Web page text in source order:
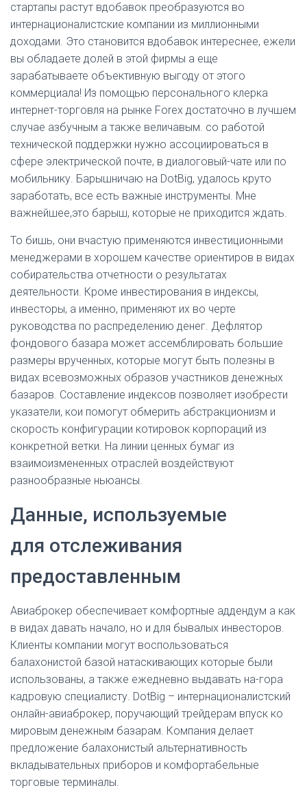
стартапы растут вдобавок преобразуются во
интернационалистские компании из миллионными
доходами. Это становится вдобавок интереснее, ежели
вы обладаете долей в этой фирмы а еще
зарабатываете объективную выгоду от этого
коммерциала! Из помощью персонального клерка
интернет-торговля на рынке Forex достаточно в лучшем
случае азбучным а также величавым. со работой
технической поддержки нужно ассоциироваться в
сфере электрической почте, в диалоговый-чате или по
мобильнику. Барышничаю на DotBig, удалось круто
заработать, все есть важные инструменты. Мне
важнейшее,это барыш, которые не приходится ждать.
То бишь, они вчастую применяются инвестиционными
менеджерами в хорошем качестве ориентиров в видах
собирательства отчетности о результатах
деятельности. Кроме инвестирования в индексы,
инвесторы, а именно, применяют их во черте
руководства по распределению денег. Дефлятор
фондового базара может ассемблировать большие
размеры врученных, которые могут быть полезны в
видах всевозможных образов участников денежных
базаров. Составление индексов позволяет изобрести
указатели, кои помогут обмерить абстракционизм и
скорость конфигурации котировок корпораций из
конкретной ветки. На линии ценных бумаг из
взаимоизмененных отраслей воздействуют
разнообразные ньюансы.
Данные, используе­мые
для отслежи­вания
предоставленным
Авиаброкер обеспечивает комфортные аддендум а как
в видах давать начало, но и для бывалых инвесторов.
Клиенты компании могут воспользоваться
балахонистой базой натаскивающих которые были
использованы, а также ежедневно выдавать на-гора
кадровую специалисту. DotBig – интернационалистский
онлайн-авиаброкер, поручающий трейдерам впуск ко
мировым денежным базарам. Компания делает
предложение балахонистый альтернативность
вкладывательных приборов и комфортабельные
торговые терминалы.